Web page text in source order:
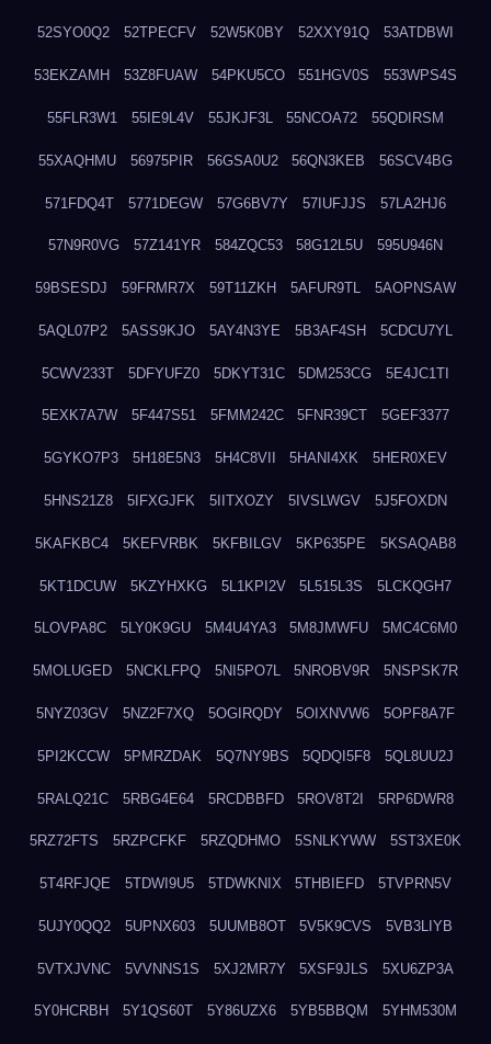
52SYO0Q2 52TPECFV 52W5K0BY 52XXY91Q 53ATDBWI
53EKZAMH 53Z8FUAW 54PKU5CO 551HGV0S 553WPS4S
55FLR3W1 55IE9L4V 55JKJF3L 55NCOA72 55QDIRSM
55XAQHMU 56975PIR 56GSA0U2 56QN3KEB 56SCV4BG
571FDQ4T 5771DEGW 57G6BV7Y 57IUFJJS 57LA2HJ6
57N9R0VG 57Z141YR 584ZQC53 58G12L5U 595U946N
59BSESDJ 59FRMR7X 59T11ZKH 5AFUR9TL 5AOPNSAW
5AQL07P2 5ASS9KJO 5AY4N3YE 5B3AF4SH 5CDCU7YL
5CWV233T 5DFYUFZ0 5DKYT31C 5DM253CG 5E4JC1TI
5EXK7A7W 5F447S51 5FMM242C 5FNR39CT 5GEF3377
5GYKO7P3 5H18E5N3 5H4C8VII 5HANI4XK 5HER0XEV
5HNS21Z8 5IFXGJFK 5IITXOZY 5IVSLWGV 5J5FOXDN
5KAFKBC4 5KEFVRBK 5KFBILGV 5KP635PE 5KSAQAB8
5KT1DCUW 5KZYHXKG 5L1KPI2V 5L515L3S 5LCKQGH7
5LOVPA8C 5LY0K9GU 5M4U4YA3 5M8JMWFU 5MC4C6M0
5MOLUGED 5NCKLFPQ 5NI5PO7L 5NROBV9R 5NSPSK7R
5NYZ03GV 5NZ2F7XQ 5OGIRQDY 5OIXNVW6 5OPF8A7F
5PI2KCCW 5PMRZDAK 5Q7NY9BS 5QDQI5F8 5QL8UU2J
5RALQ21C 5RBG4E64 5RCDBBFD 5ROV8T2I 5RP6DWR8
5RZ72FTS 5RZPCFKF 5RZQDHMO 5SNLKYWW 5ST3XE0K
5T4RFJQE 5TDWI9U5 5TDWKNIX 5THBIEFD 5TVPRN5V
5UJY0QQ2 5UPNX603 5UUMB8OT 5V5K9CVS 5VB3LIYB
5VTXJVNC 5VVNNS1S 5XJ2MR7Y 5XSF9JLS 5XU6ZP3A
5Y0HCRBH 5Y1QS60T 5Y86UZX6 5YB5BBQM 5YHM530M